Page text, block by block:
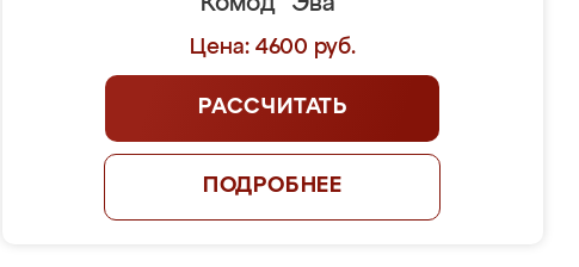
Цена: 4600 руб.
РАССЧИТАТЬ
ПОДРОБНЕЕ